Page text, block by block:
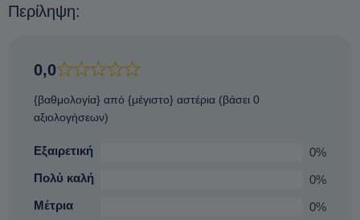
Περίληψη:
0,0
{βαθμολογία} από {μέγιστο} αστέρια (βάσει 0
αξιολογήσεων)
Εξαιρετική
0%
Πολύ καλή
0%
Μέτρια
0%